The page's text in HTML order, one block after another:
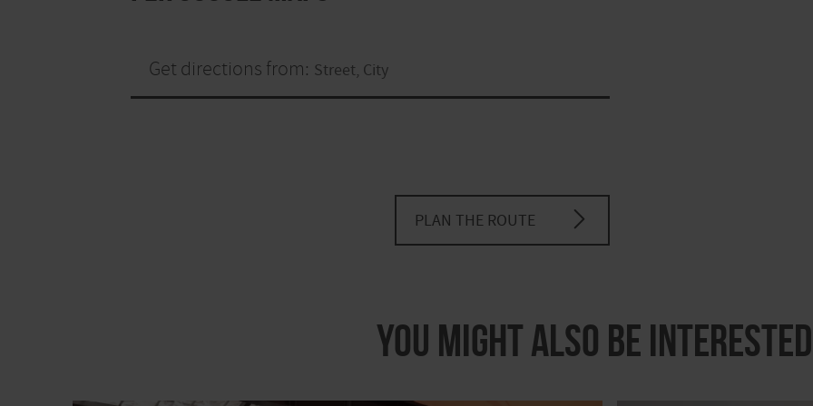
Get directions from:
PLAN THE ROUTE
You might also be